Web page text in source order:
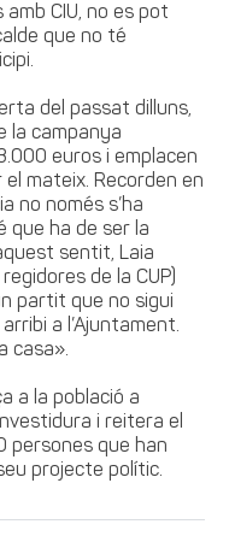
CIU, no es pot
que no té
del passat dilluns,
la campanya
euros i emplacen
mateix. Recorden en
no només s’ha
que ha de ser la
sentit, Laia
de la CUP)
partit que no sigui
a l’Ajuntament.
casa».
a la població a
i reitera el
persones que han
projecte polític.